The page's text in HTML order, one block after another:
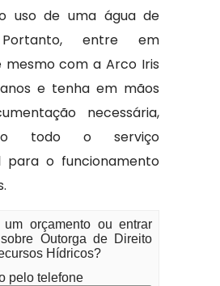
uso de uma água de
Portanto, entre em
com a Arco Iris
e tenha em mãos
necessária,
todo o serviço
para o funcionamento
orçamento ou entrar
Outorga de Direito
Hídricos?
pelo telefone